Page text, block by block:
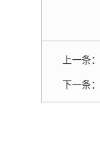
上一条：
下一条：